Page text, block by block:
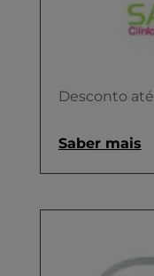
Desconto até
Saber mais